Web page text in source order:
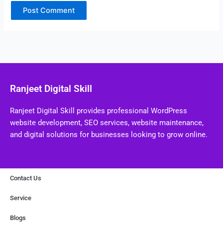
Ranjeet Digital Skill
Ranjeet Digital Skill provides professional WordPress
website development, SEO services, website maintenance,
and digital solutions for businesses looking to grow online.
Contact Us
Service
Blogs